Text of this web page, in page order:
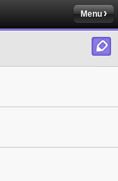
Menu